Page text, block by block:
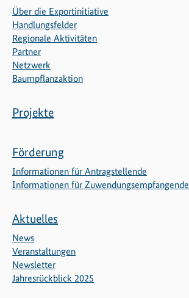
Über die Exportinitiative
Handlungsfelder
Regionale Aktivitäten
Partner
Netzwerk
Baumpflanzaktion
Projekte
Förderung
Informationen für Antragstellende
Informationen für Zuwendungsempfangende
Aktuelles
News
Veranstaltungen
Newsletter
Jahresrückblick 2025